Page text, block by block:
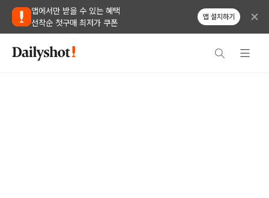
앱에서만 받을 수 있는 혜택
선착순 첫구매 최저가 쿠폰
앱 설치하기